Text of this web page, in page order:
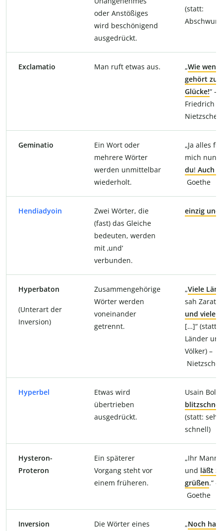
oder Anstößiges
wird beschönigend
ausgedrückt.
(statt:
Exclamatio Man ruft etwas aus. „Wie wenig
gehört
Glücke!“ –
Friedrich
Nietzsche
Geminatio
Ein Wort oder
mehrere Wörter
werden unmittelbar
wiederholt.
„Ja alles
mich nun.
du! Auch
Goethe
Hendiadyoin
Zwei Wörter, die
(fast) das Gleiche
bedeuten, werden
mit ‚und‘
verbunden.
einzig
Hyperbaton
(Unterart der
Inversion)
Zusammengehörige
Wörter werden
voneinander
getrennt.
„Viele
sah
und viele
[…]“ (statt:
Länder
Völker) –
Nietzsche
Hyperbel
Etwas wird
übertrieben
ausgedrückt.
Usain Bolt
(statt: sehr
schnell)
Hysteron-
Proteron
Ein späterer
Vorgang steht vor
einem früheren.
„Ihr Mann
und läßt
grüßen.“ –
Goethe
Inversion
Die Wörter eines
„Noch